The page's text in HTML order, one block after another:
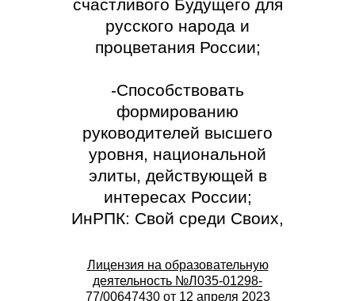
счастливого Будущего для
русского народа и
процветания России;
-Способствовать
формированию
руководителей высшего
уровня, национальной
элиты, действующей в
интересах России;
ИнРПК: Свой среди Своих,
Подпишитесь на наши
Лицензия на образовательную
деятельность №Л035-01298-
77/00647430 от 12 апреля 2023